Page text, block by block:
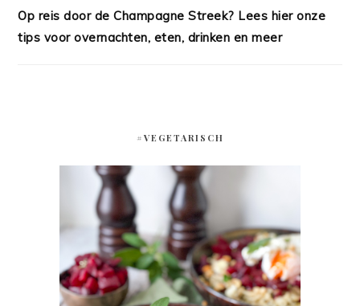
Op reis door de Champagne Streek? Lees hier onze
tips voor overnachten, eten, drinken en meer
#VEGETARISCH